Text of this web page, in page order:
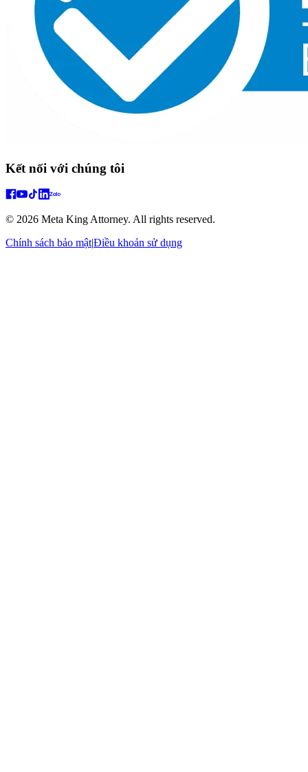
Kết nối với chúng tôi
© 2026 Meta King Attorney. All rights reserved.
Chính sách bảo mật|Điều khoản sử dụng